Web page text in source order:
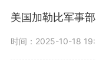
美国加勒比军事
时间：2025-10-18